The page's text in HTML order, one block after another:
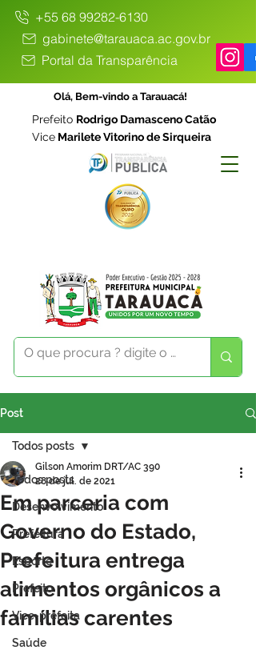
+55 68 99282-6130
gabinete@tarauaca.ac.gov.br
Portal da Transparência
Olá, Bem-vindo a Tarauacá!
Prefeito Rodrigo Damasceno Catão
Vice Marilete Vitorino de Sirqueira
Post
Todos posts
Desenvolvimento
Prefeitura
Esporte
Prefeito
Vice-prefeita
Saúde
Todos posts
Em parceria com
Governo do Estado,
Prefeitura entrega
alimentos orgânicos a
famílias carentes
Gilson Amorim DRT/AC 390
28 de jul. de 2021